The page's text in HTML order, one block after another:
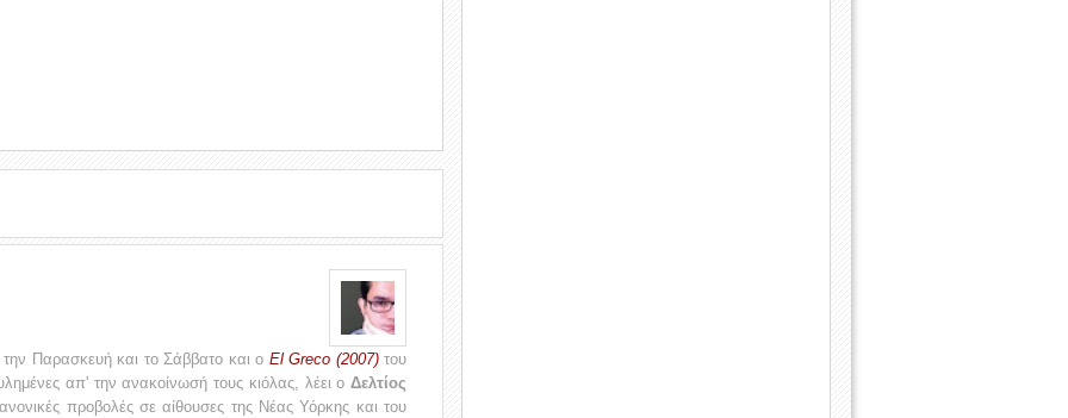
Παρασκευή και το Σάββατο και ο El Greco (2007)του
απ' την ανακοίνωσή τους κιόλας, λέει ο Δελτίος
προβολές σε αίθουσες της Νέας Υόρκης και του